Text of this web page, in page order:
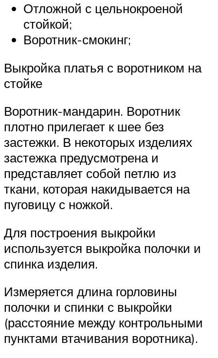
Отложной с цельнокроеной
стойкой;
Воротник-смокинг;
Выкройка платья с воротником на
стойке
Воротник-мандарин. Воротник
плотно прилегает к шее без
застежки. В некоторых изделиях
застежка предусмотрена и
представляет собой петлю из
ткани, которая накидывается на
пуговицу с ножкой.
Для построения выкройки
используется выкройка полочки и
спинка изделия.
Измеряется длина горловины
полочки и спинки с выкройки
(расстояние между контрольными
пунктами втачивания воротника).